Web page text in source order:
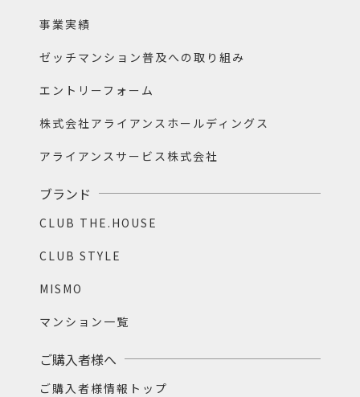
事業実績
ゼッチマンション普及への取り組み
エントリーフォーム
株式会社アライアンスホールディングス
アライアンスサービス株式会社
ブランド
CLUB THE.HOUSE
CLUB STYLE
MISMO
マンション一覧
ご購入者様へ
ご購入者様情報トップ